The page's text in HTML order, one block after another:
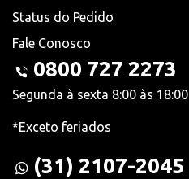
Status do Pedido
Fale Conosco
0800 727 2273
Segunda à sexta 8:00 às 18:00
*Exceto feriados
(31) 2107-2045